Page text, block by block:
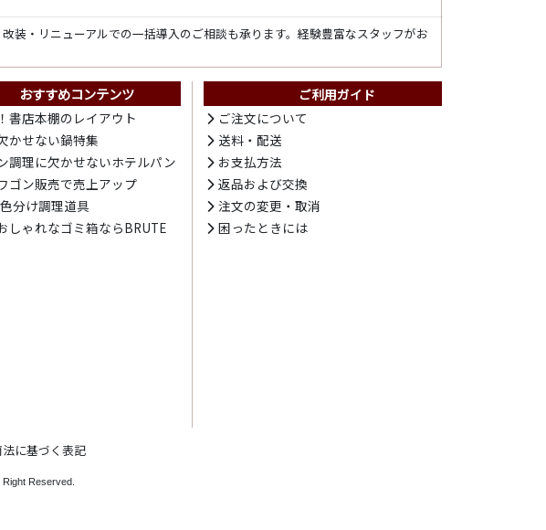
装・リニューアルでの一括導入のご相談も承ります。経験豊富なスタッフがお
おすすめコンテンツ
書店本棚のレイアウト
かせない鍋特集
調理に欠かせないホテルパン
ゴン販売で売上アップ
分け調理道具
しゃれなゴミ箱ならBRUTE
ご利用ガイド
ご注文について
送料・配送
お支払方法
返品および交換
注文の変更・取消
困ったときには
に基づく表記
Right Reserved.